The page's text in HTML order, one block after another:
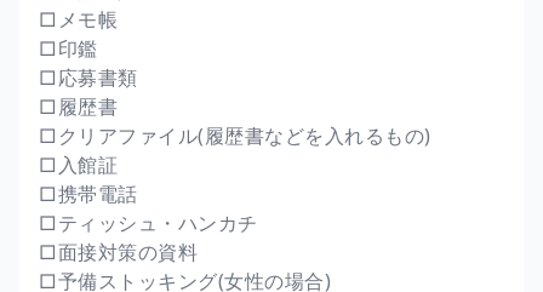
□メモ帳
□印鑑
□応募書類
□履歴書
□クリアファイル(履歴書などを入れるもの)
□入館証
□携帯電話
□ティッシュ・ハンカチ
□面接対策の資料
□予備ストッキング(女性の場合)